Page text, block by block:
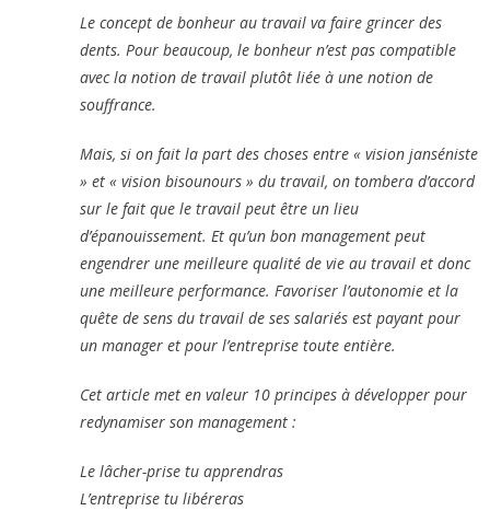
Le concept de bonheur au travail va faire grincer des
dents. Pour beaucoup, le bonheur n’est pas compatible
avec la notion de travail plutôt liée à une notion de
souffrance.
Mais, si on fait la part des choses entre « vision janséniste
» et « vision bisounours » du travail, on tombera d’accord
sur le fait que le travail peut être un lieu
d’épanouissement. Et qu’un bon management peut
engendrer une meilleure qualité de vie au travail et donc
une meilleure performance. Favoriser l’autonomie et la
quête de sens du travail de ses salariés est payant pour
un manager et pour l’entreprise toute entière.
Cet article met en valeur 10 principes à développer pour
redynamiser son management :
Le lâcher-prise tu apprendras
L’entreprise tu libéreras